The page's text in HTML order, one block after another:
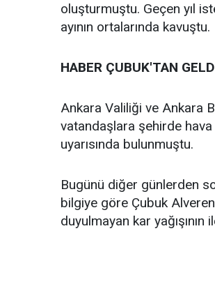
oluşturmuştu. Geçen yıl
ayının ortalarında kavuştu.
HABER ÇUBUK'TAN
Ankara Valiliği ve Ankara
vatandaşlara şehirde hava
uyarısında bulunmuştu.
Bugünü diğer günlerden
bilgiye göre Çubuk
duyulmayan kar